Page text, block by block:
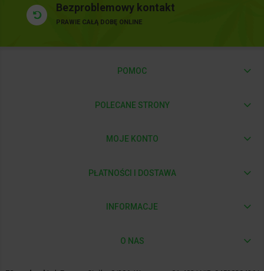
Bezproblemowy kontakt
PRAWIE CAŁĄ DOBĘ ONLINE
POMOC
POLECANE STRONY
MOJE KONTO
PŁATNOŚCI I DOSTAWA
INFORMACJE
O NAS